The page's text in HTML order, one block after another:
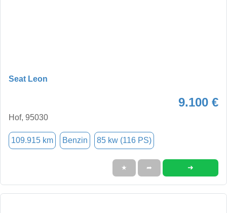
Seat Leon
9.100 €
Hof, 95030
109.915 km Benzin 85 kw (116 PS)
★ ➦ ➜